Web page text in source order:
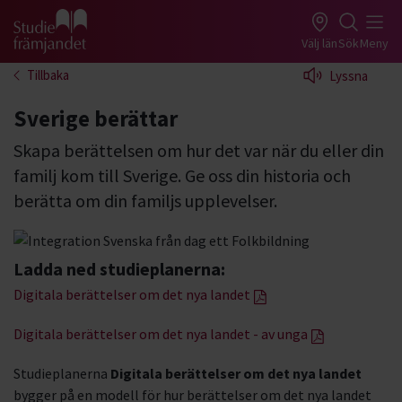
Gå till studiefrämjandets startsida Välj länSökMeny
Tillbaka Lyssna
Sverige berättar
Skapa berättelsen om hur det var när du eller din
familj kom till Sverige. Ge oss din historia och
berätta om din familjs upplevelser.
Ladda ned studieplanerna:
Digitala berättelser om det nya landet
Digitala berättelser om det nya landet - av unga
Studieplanerna Digitala berättelser om det nya landet
bygger på en modell för hur berättelser om det nya landet